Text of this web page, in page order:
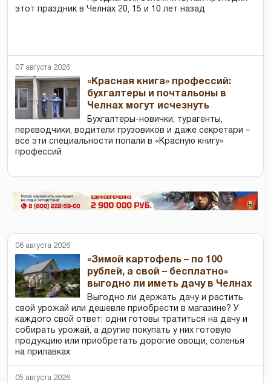
этот праздник в Челнах 20, 15 и 10 лет назад
07 августа 2026
«Красная книга» профессий:
бухгалтеры и почтальоны в
Челнах могут исчезнуть
Бухгалтеры-новички, тур­агенты,
переводчики, водители грузовиков и даже секретари –
все эти специальности попали в «Красную книгу»
профессий
06 августа 2026
«Зимой картофель – по 100
рублей, а свой – бесплатно»
выгодно ли иметь дачу в Челнах
Выгодно ли держать дачу и растить
свой урожай или дешевле приобрести в магазине? У
каждого свой ответ: одни готовы тратиться на дачу и
собирать урожай, а другие покупать у них готовую
продукцию или приобретать дорогие овощи, соленья
на прилавках
05 августа 2026